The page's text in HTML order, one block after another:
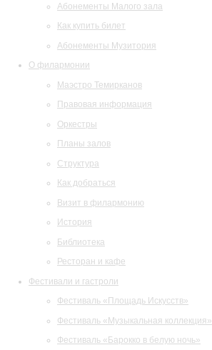
Абонементы Малого зала
Как купить билет
Абонементы Музитория
О филармонии
Маэстро Темирканов
Правовая информация
Оркестры
Планы залов
Структура
Как добраться
Визит в филармонию
История
Библиотека
Ресторан и кафе
Фестивали и гастроли
Фестиваль «Площадь Искусств»
Фестиваль «Музыкальная коллекция»
Фестиваль «Барокко в белую ночь»